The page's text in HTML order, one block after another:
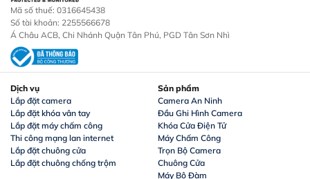
Dịch vụ
Lắp đặt camera
Lắp đặt khóa vân tay
Lắp đặt máy chấm công
Thi công mạng lan internet
Lắp đặt chuông cửa
Lắp đặt chuông chống trộm
Sản phẩm
Camera An Ninh
Đầu Ghi Hình Camera
Khóa Cửa Điện Tử
Máy Chấm Công
Trọn Bộ Camera
Chuông Cửa
Máy Bộ Đàm
Mã số thuế: 0316645438
Số tài khoản: 2255566678
Á Châu ACB, Chi Nhánh Quận Tân Phú, PGD Tân Sơn Nhì